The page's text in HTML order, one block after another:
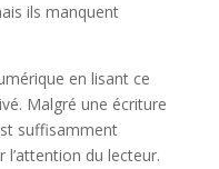
ils manquent
en lisant ce
Malgré une écriture
suffisamment
du lecteur.